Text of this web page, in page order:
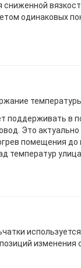
одинаковых
температуры
поддерживать в
Это
помещения
температур
изменения